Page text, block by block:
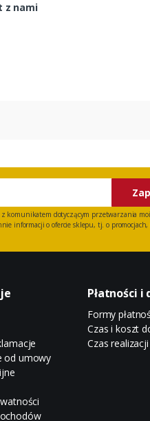
z nami
z komunikatem dotyczącym przetwarzania
informacji o ofercie sklepu, tj. o
od umowy
Płatności i
Formy
Czas i koszt
Czas